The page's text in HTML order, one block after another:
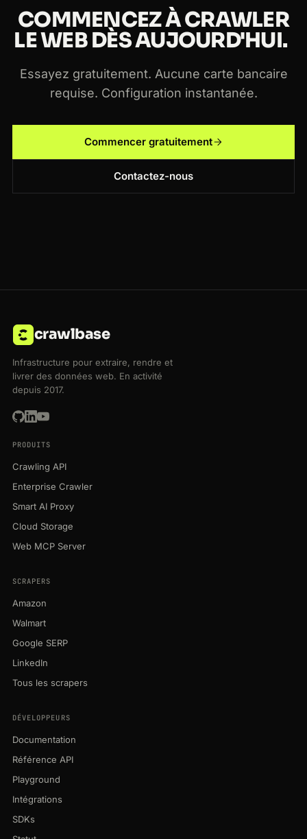
COMMENCEZ À CRAWLER
LE WEB DÈS AUJOURD'HUI.
Essayez gratuitement. Aucune carte bancaire
requise. Configuration instantanée.
Commencer gratuitement
Contactez-nous
crawlbase
Infrastructure pour extraire, rendre et
livrer des données web. En activité
depuis 2017.
PRODUITS
Crawling API
Enterprise Crawler
Smart AI Proxy
Cloud Storage
Web MCP Server
SCRAPERS
Amazon
Walmart
Google SERP
LinkedIn
Tous les scrapers
DÉVELOPPEURS
Documentation
Référence API
Playground
Intégrations
SDKs